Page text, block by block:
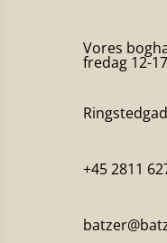
Vores
fredag 12-17
+45 2811